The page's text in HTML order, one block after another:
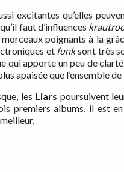
excitantes qu’elles
faut d’influences
poignants à la
et funksont très
qui apporte un peu de
apaisée que l’ensemble de
les Liars poursuivent
premiers albums, il est